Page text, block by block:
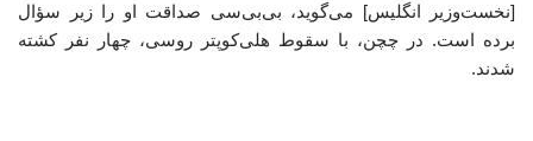
[نخست‌وزیر انگلیس] می‌گوید، بی‌بی‌سی صداقت او را زیر سؤال
برده است. در چچن، با سقوط هلی‌کوپتر روسی، چهار نفر کشته
شدند.